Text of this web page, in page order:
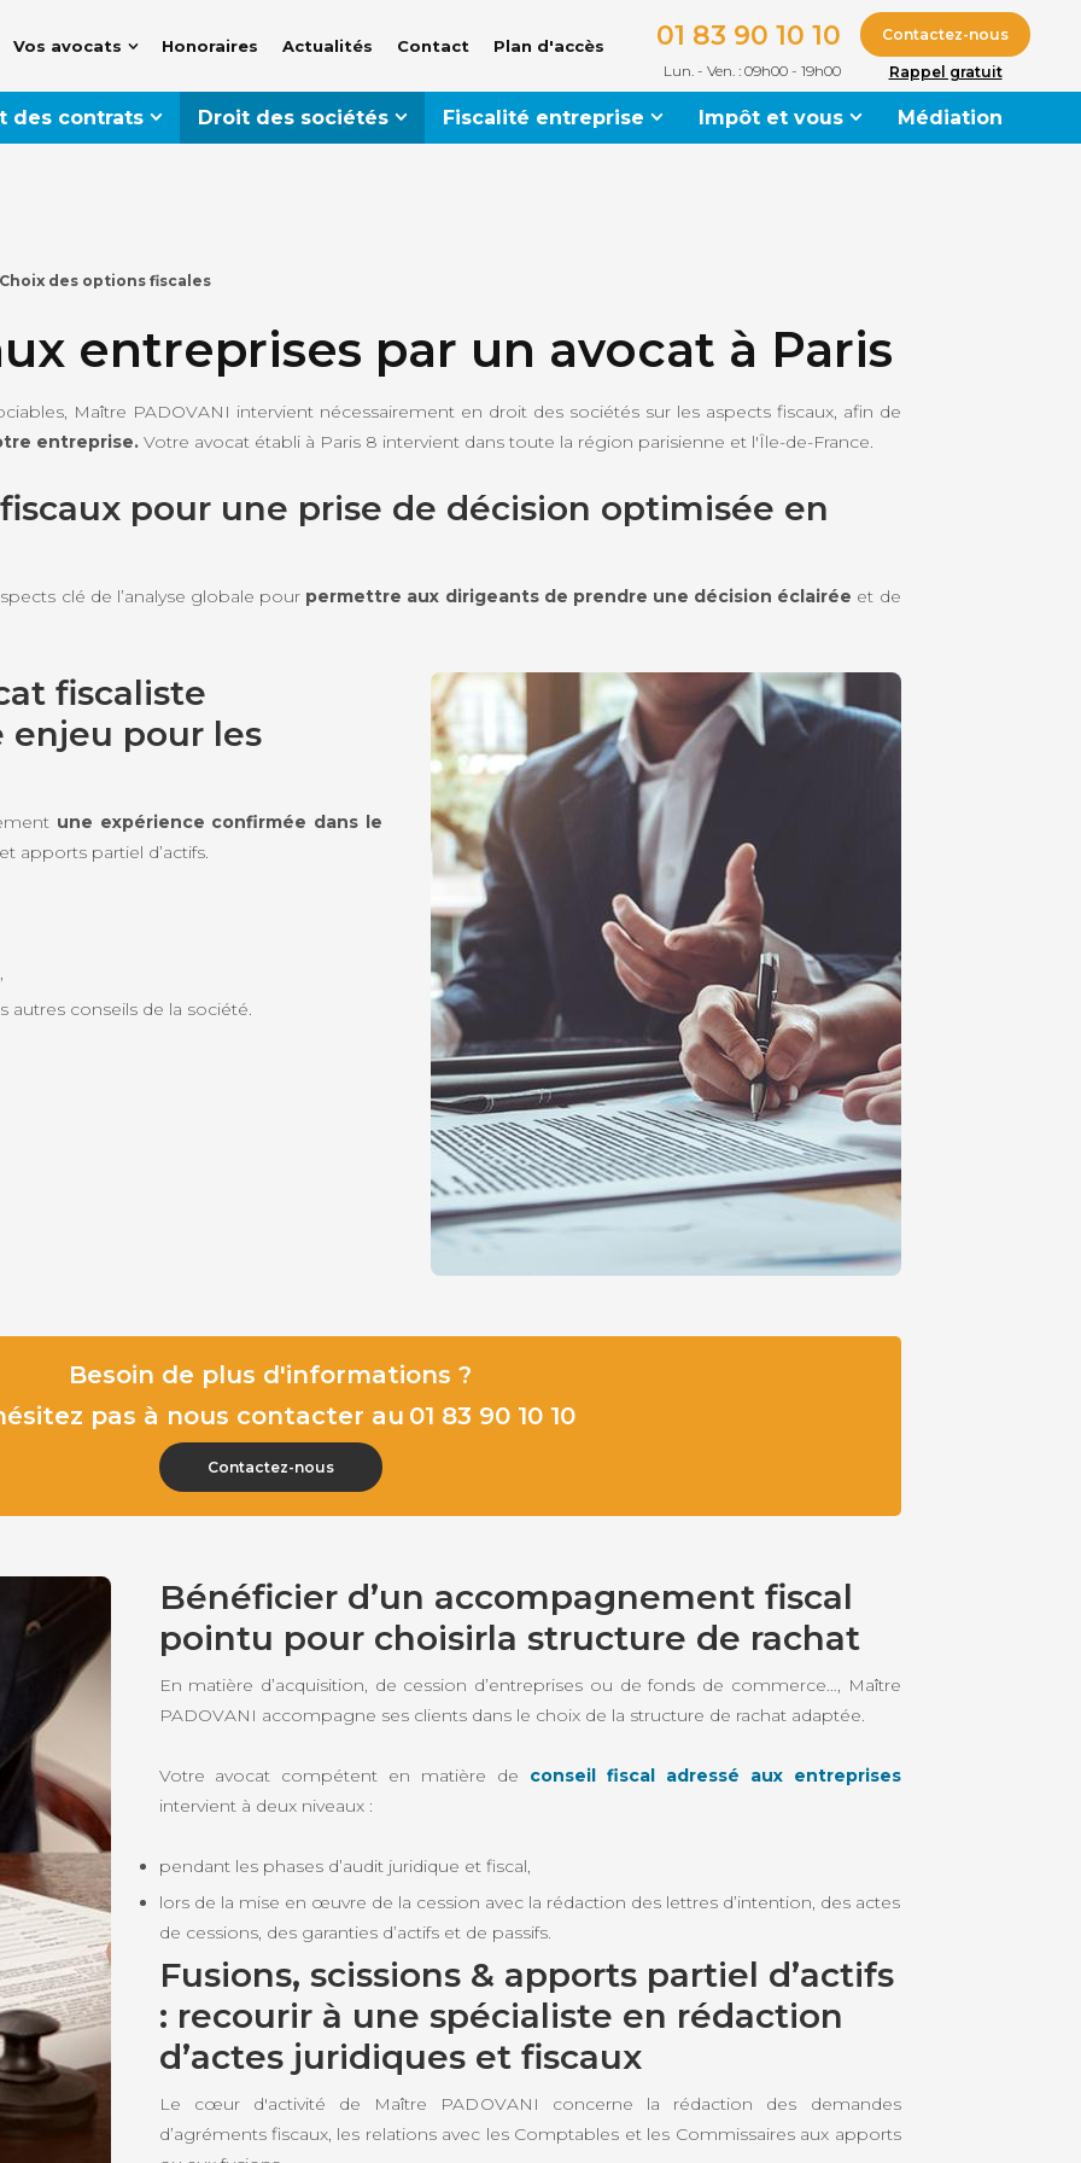
Vos avocats Honoraires Actualités Contact Plan d'accès 01 83 90 10 10
Lun. - Ven. : 09h00 - 19h00
Contactez-nous
Rappel gratuit
des contrats Droit des sociétés Fiscalité entreprise Impôt et vous Médiation
des options fiscales
entreprises par un avocat à Paris
Maître PADOVANI intervient nécessairement en droit des sociétés sur les aspects fiscaux, afin de
entreprise.Votre avocat établi à Paris 8 intervient dans toute la région parisienne et l'Île-de-France.
pour une prise de décision optimisée en
clé de l’analyse globale pour permettre aux dirigeants de prendre une décision éclairée et de
fiscaliste
enjeu pour les
une expérience confirmée dans le
apports partiel d’actifs.
autres conseils de la société.
Besoin de plus d'informations ?
pas à nous contacter au 01 83 90 10 10
Contactez-nous
Bénéficier d’un accompagnement fiscal
pointu pour choisirla structure de rachat
En matière d’acquisition, de cession d’entreprises ou de fonds de commerce…, Maître
PADOVANI accompagne ses clients dans le choix de la structure de rachat adaptée.
Votre avocat compétent en matière de conseil fiscal adressé aux entreprises
intervient à deux niveaux :
pendant les phases d’audit juridique et fiscal,
lors de la mise en œuvre de la cession avec la rédaction des lettres d’intention, des actes
de cessions, des garanties d’actifs et de passifs.
Fusions, scissions & apports partiel d’actifs
: recourir à une spécialiste en rédaction
d’actes juridiques et fiscaux
Le cœur d'activité de Maître PADOVANI concerne la rédaction des demandes
d’agréments fiscaux, les relations avec les Comptables et les Commissaires aux apports